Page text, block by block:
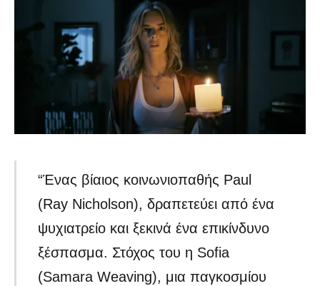
“Ένας βίαιος κοινωνιοπαθής Paul
(Ray Nicholson), δραπετεύει από ένα
ψυχιατρείο και ξεκινά ένα επικίνδυνο
ξέσπασμα. Στόχος του η Sofia
(Samara Weaving), μια παγκοσμίου